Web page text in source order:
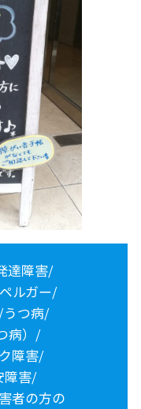
達障害/
ルガー/
うつ病/
病）/
障害/
障害/
者の方の